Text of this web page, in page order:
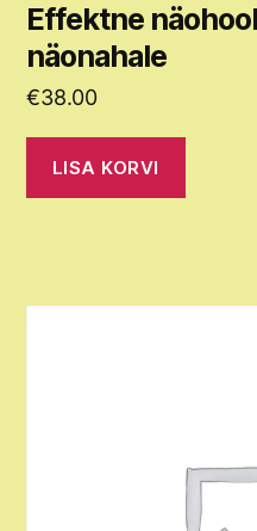
Effektne
näonahale
€38.00
LISA KORVI